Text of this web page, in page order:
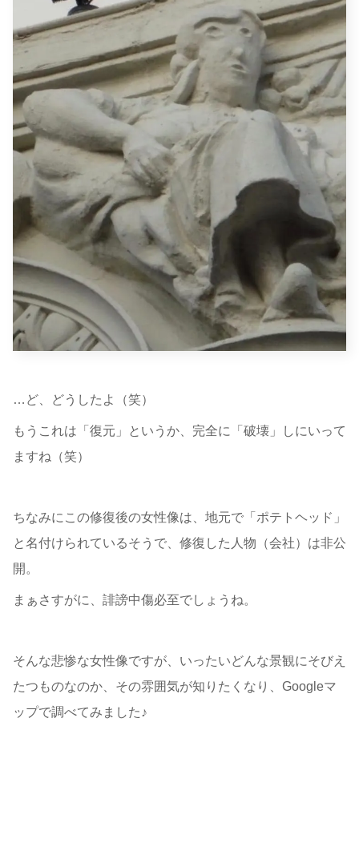
…ど、どうしたよ（笑）
もうこれは「復元」というか、完全に「破壊」しにいって
ますね（笑）
ちなみにこの修復後の女性像は、地元で「ポテトヘッド」
と名付けられているそうで、修復した人物（会社）は非公
開。
まぁさすがに、誹謗中傷必至でしょうね。
そんな悲惨な女性像ですが、いったいどんな景観にそびえ
たつものなのか、その雰囲気が知りたくなり、Googleマ
ップで調べてみました♪